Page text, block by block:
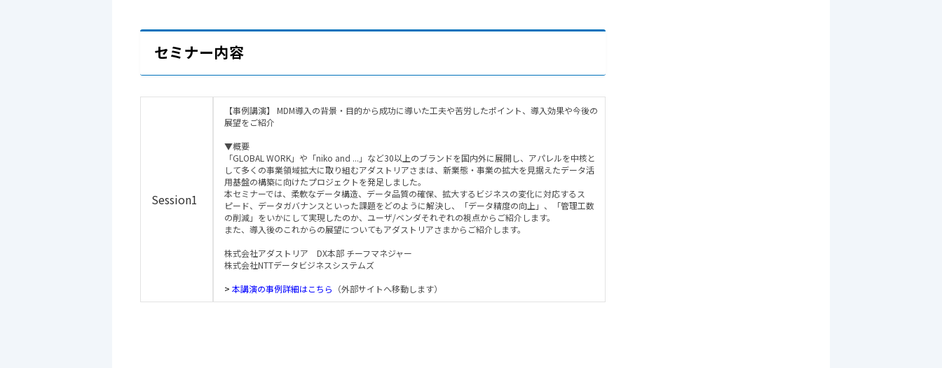
セミナー内容
Session1
【事例講演】 MDM導入の背景・目的から成功に導いた工夫や苦労したポイント、導入効果や今後の
展望をご紹介
▼概要
「GLOBAL WORK」や「niko and ...」など30以上のブランドを国内外に展開し、アパレルを中核と
して多くの事業領域拡大に取り組むアダストリアさまは、新業態・事業の拡大を見据えたデータ活
用基盤の構築に向けたプロジェクトを発足しました。
本セミナーでは、柔軟なデータ構造、データ品質の確保、拡大するビジネスの変化に対応するス
ピード、データガバナンスといった課題をどのように解決し、「データ精度の向上」、「管理工数
の削減」をいかにして実現したのか、ユーザ/ベンダそれぞれの視点からご紹介します。
また、導入後のこれからの展望についてもアダストリアさまからご紹介します。
株式会社アダストリア DX本部 チーフマネジャー
株式会社NTTデータビジネスシステムズ
>本講演の事例詳細はこちら （外部サイトへ移動します）